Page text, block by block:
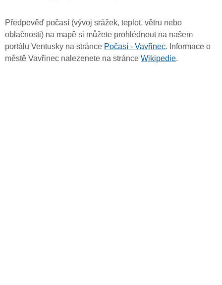
Předpověď počasí (vývoj srážek, teplot, větru nebo
oblačnosti) na mapě si můžete prohlédnout na našem
portálu Ventusky na stránce Počasí - Vavřinec. Informace o
městě Vavřinec nalezenete na stránce Wikipedie.